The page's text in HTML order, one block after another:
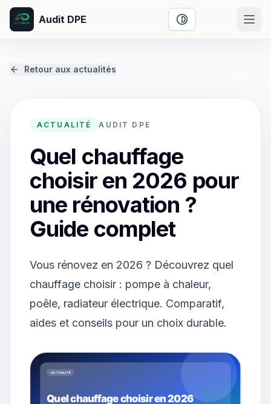
Audit DPE Activer le mode
Retour aux actualités
ACTUALITÉ AUDIT DPE
Quel chauffage
choisir en 2026 pour
une rénovation ?
Guide complet
Vous rénovez en 2026 ? Découvrez quel
chauffage choisir : pompe à chaleur,
poêle, radiateur électrique. Comparatif,
aides et conseils pour un choix durable.